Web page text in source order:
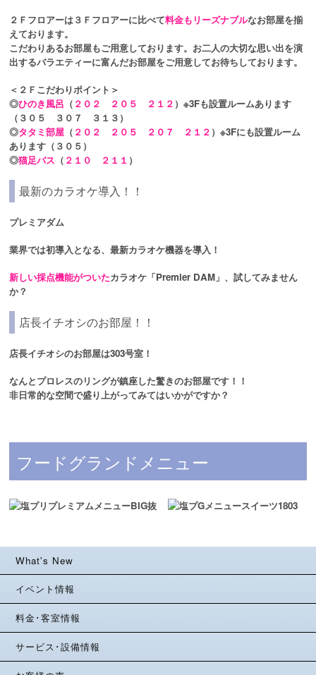
２Ｆフロアーは３Ｆフロアーに比べて料金もリーズナブルなお部屋を揃
えております。
こだわりあるお部屋もご用意しております。お二人の大切な思い出を演
出するバラエティーに富んだお部屋をご用意してお待ちしております。
＜２Ｆこだわりポイント＞
◎ひのき風呂 （ ２０２ ２０５ ２１２ ）※3Fも設置ルームあります
（３０５ ３０７ ３１３）
◎タタミ部屋 （ ２０２ ２０５ ２０７ ２１２ ）※3Fにも設置ルーム
あります（３０５）
◎猫足バス （ ２１０ ２１１ ）
最新のカラオケ導入！！
プレミアダム
業界では初導入となる、最新カラオケ機器を導入！
新しい採点機能がついたカラオケ「Premier DAM」、試してみません
か？
店長イチオシのお部屋！！
店長イチオシのお部屋は303号室 ！
なんとプロレスのリングが鎮座した驚きのお部屋です！！
非日常的な空間で盛り上がってみてはいかがですか？
フードグランドメニュー
What's New
イベント情報
料金･客室情報
サービス･設備情報